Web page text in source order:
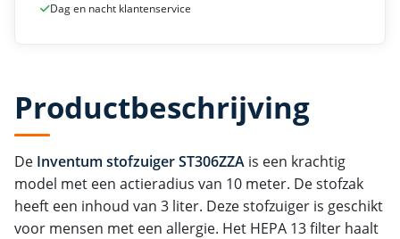
Dag en nacht klantenservice
Productbeschrijving
De Inventum stofzuiger ST306ZZA is een krachtig
model met een actieradius van 10 meter. De stofzak
heeft een inhoud van 3 liter. Deze stofzuiger is geschikt
voor mensen met een allergie. Het HEPA 13 filter haalt